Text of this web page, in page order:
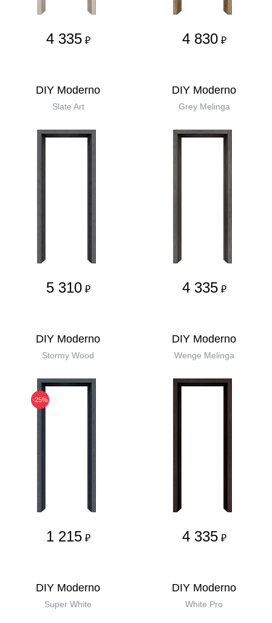
4 335 ₽ 4 830 ₽
DIY Moderno
Slate Art
5 310 ₽
DIY Moderno
Grey Melinga
4 335 ₽
DIY Moderno
Stormy Wood
-25%
1 215 ₽
DIY Moderno
Wenge Melinga
4 335 ₽
DIY Moderno
Super White
DIY Moderno
White Pro